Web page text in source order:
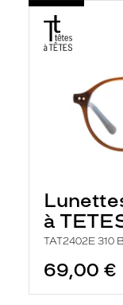
à
TAT2402E 310
69,00 €